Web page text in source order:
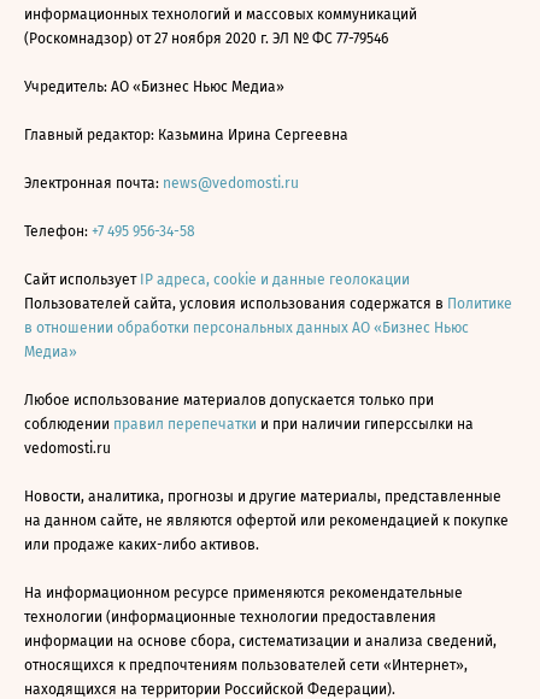
информационных технологий и массовых коммуникаций
(Роскомнадзор) от 27 ноября 2020 г. ЭЛ № ФС 77-79546
Учредитель: АО «Бизнес Ньюс Медиа»
Главный редактор: Казьмина Ирина Сергеевна
Электронная почта: news@vedomosti.ru
Телефон: +7 495 956-34-58
Сайт использует IP адреса, cookie и данные геолокации
Пользователей сайта, условия использования содержатся в Политике
в отношении обработки персональных данных АО «Бизнес Ньюс
Медиа»
Любое использование материалов допускается только при
соблюдении правил перепечатки и при наличии гиперссылки на
vedomosti.ru
Новости, аналитика, прогнозы и другие материалы, представленные
на данном сайте, не являются офертой или рекомендацией к покупке
или продаже каких-либо активов.
На информационном ресурсе применяются рекомендательные
технологии (информационные технологии предоставления
информации на основе сбора, систематизации и анализа сведений,
относящихся к предпочтениям пользователей сети «Интернет»,
находящихся на территории Российской Федерации).